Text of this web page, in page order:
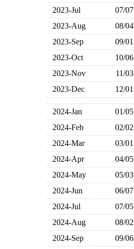
2023-Jul
07/07
2023-Aug
08/04
2023-Sep
09/01
2023-Oct
10/06
2023-Nov
11/03
2023-Dec
12/01
2024-Jan 01/05
2024-Feb
02/02
2024-Mar
03/01
2024-Apr
04/05
2024-May
05/03
2024-Jun
06/07
2024-Jul
07/05
2024-Aug
08/02
2024-Sep
09/06